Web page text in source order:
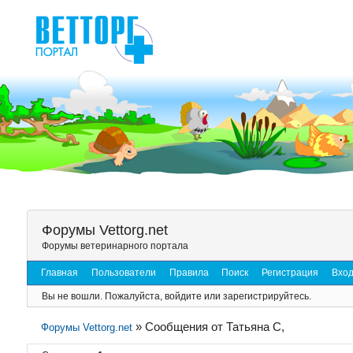
Форумы Vettorg.net
Форумы ветеринарного портала
Главная Пользователи Правила Поиск Регистрация Вход
Вы не вошли. Пожалуйста, войдите или зарегистрируйтесь.
Форумы Vettorg.net »Сообщения от Татьяна C,